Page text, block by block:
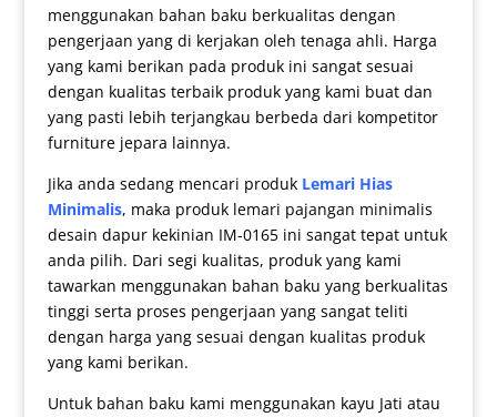
menggunakan bahan baku berkualitas dengan
pengerjaan yang di kerjakan oleh tenaga ahli. Harga
yang kami berikan pada produk ini sangat sesuai
dengan kualitas terbaik produk yang kami buat dan
yang pasti lebih terjangkau berbeda dari kompetitor
furniture jepara lainnya.
Jika anda sedang mencari produk Lemari Hias
Minimalis, maka produk lemari pajangan minimalis
desain dapur kekinian IM-0165 ini sangat tepat untuk
anda pilih. Dari segi kualitas, produk yang kami
tawarkan menggunakan bahan baku yang berkualitas
tinggi serta proses pengerjaan yang sangat teliti
dengan harga yang sesuai dengan kualitas produk
yang kami berikan.
Untuk bahan baku kami menggunakan kayu Jati atau